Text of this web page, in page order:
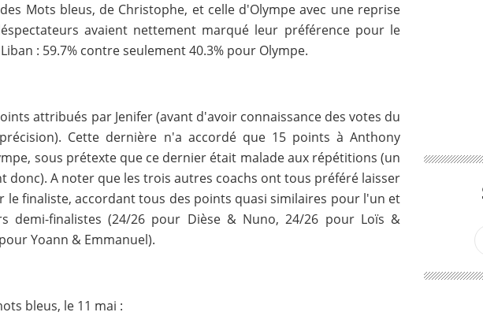
Mots bleus, de Christophe, et celle d'Olympe avec une reprise
avaient nettement marqué leur préférence pour le
: 59.7% contre seulement 40.3% pour Olympe.
attribués par Jenifer (avant d'avoir connaissance des votes du
Cette dernière n'a accordé que 15 points à Anthony
sous prétexte que ce dernier était malade aux répétitions (un
donc). A noter que les trois autres coachs ont tous préféré laisser
le finaliste, accordant tous des points quasi similaires pour l'un et
demi-finalistes (24/26 pour Dièse & Nuno, 24/26 pour Loïs &
Yoann & Emmanuel).
bleus, le 11 mai :